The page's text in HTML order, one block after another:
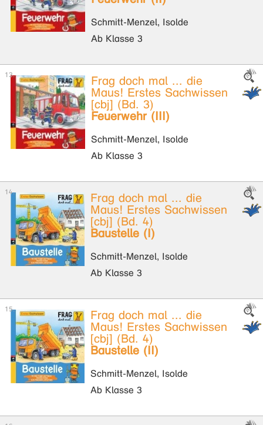
Schmitt-Menzel, Isolde
Ab Klasse 3
Frag doch mal ... die
Maus! Erstes Sachwissen
[cbj] (Bd. 3)
Feuerwehr (III)
Schmitt-Menzel, Isolde
Ab Klasse 3
Frag doch mal ... die
Maus! Erstes Sachwissen
[cbj] (Bd. 4)
Baustelle (I)
Schmitt-Menzel, Isolde
Ab Klasse 3
Frag doch mal ... die
Maus! Erstes Sachwissen
[cbj] (Bd. 4)
Baustelle (II)
Schmitt-Menzel, Isolde
Ab Klasse 3